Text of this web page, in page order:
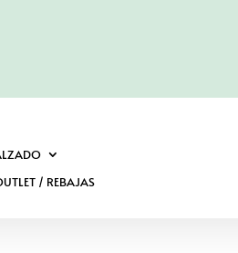
/ REBAJAS